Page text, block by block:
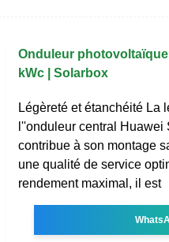
Onduleur photovoltaïque
kWc | Solarbox
Légèreté et étanchéité La
l''onduleur central Huawei
contribue à son montage
une qualité de service
rendement maximal, il est